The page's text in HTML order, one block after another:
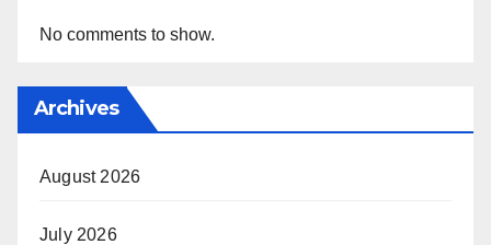
No comments to show.
Archives
August 2026
July 2026